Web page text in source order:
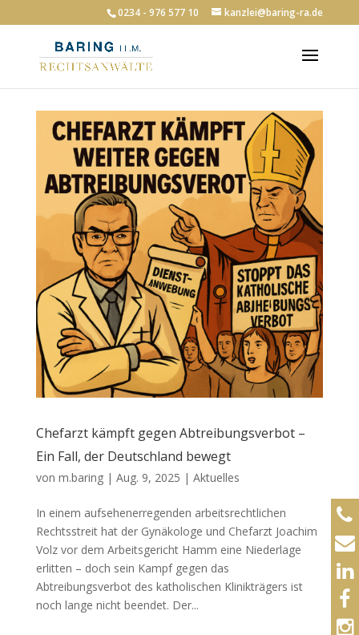
0234 - 976 577 10 kanzlei@baring-ra.de
Chefarzt kämpft gegen Abtreibungsverbot –
Ein Fall, der Deutschland bewegt
von m.baring| Aug. 9, 2025 | Aktuelles
In einem aufsehenerregenden arbeitsrechtlichen
Rechtsstreit hat der Gynäkologe und Chefarzt Joachim
Volz vor dem Arbeitsgericht Hamm eine Niederlage
erlitten – doch sein Kampf gegen das
Abtreibungsverbot des katholischen Klinikträgers ist
noch lange nicht beendet. Der...